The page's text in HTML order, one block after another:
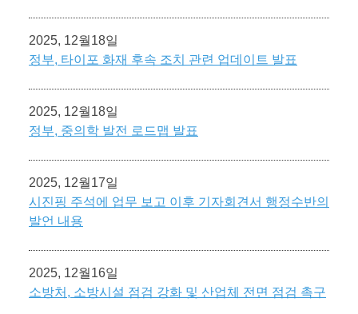
2025, 12월18일
정부, 타이포 화재 후속 조치 관련 업데이트 발표
2025, 12월18일
정부, 중의학 발전 로드맵 발표
2025, 12월17일
시진핑 주석에 업무 보고 이후 기자회견서 행정수반의
발언 내용
2025, 12월16일
소방처, 소방시설 점검 강화 및 산업체 전면 점검 촉구